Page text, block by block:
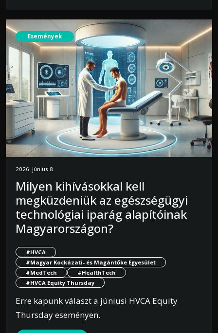
Események
2026. június 8.
Milyen kihívásokkal kell
megküzdeniük az egészségügyi
technológiai iparág alapítóinak
Magyarországon?
#HVCA
#Magyar Kockázati- és Magántőke Egyesület
#MedTech
#HealthTech
#HVCA Equity Thursday
Erre kapunk választ a júniusi HVCA Equity
Thursday eseményen.